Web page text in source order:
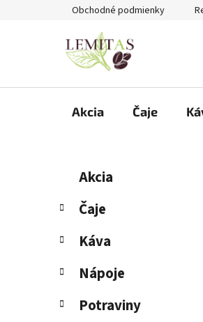
Obchodné podmienky
Akcia Čaje
č
ý
a
n
Preskočiť
kategórie
e
ó
i
Akcia
Čaje
Káva
Nápoje
Potraviny